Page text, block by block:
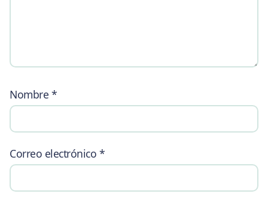
Nombre *
Correo electrónico *